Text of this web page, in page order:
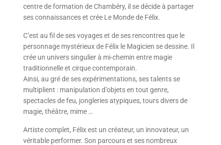
centre de formation de Chambéry, il se décide à partager
ses connaissances et crée Le Monde de Félix.
C’est au fil de ses voyages et de ses rencontres que le
personnage mystérieux de Félix le Magicien se dessine. Il
crée un univers singulier à mi-chemin entre magie
traditionnelle et cirque contemporain.
Ainsi, au gré de ses expérimentations, ses talents se
multiplient : manipulation d’objets en tout genre,
spectacles de feu, jongleries atypiques, tours divers de
magie, théâtre, mime …
Artiste complet, Félix est un créateur, un innovateur, un
véritable performer. Son parcours et ses nombreux